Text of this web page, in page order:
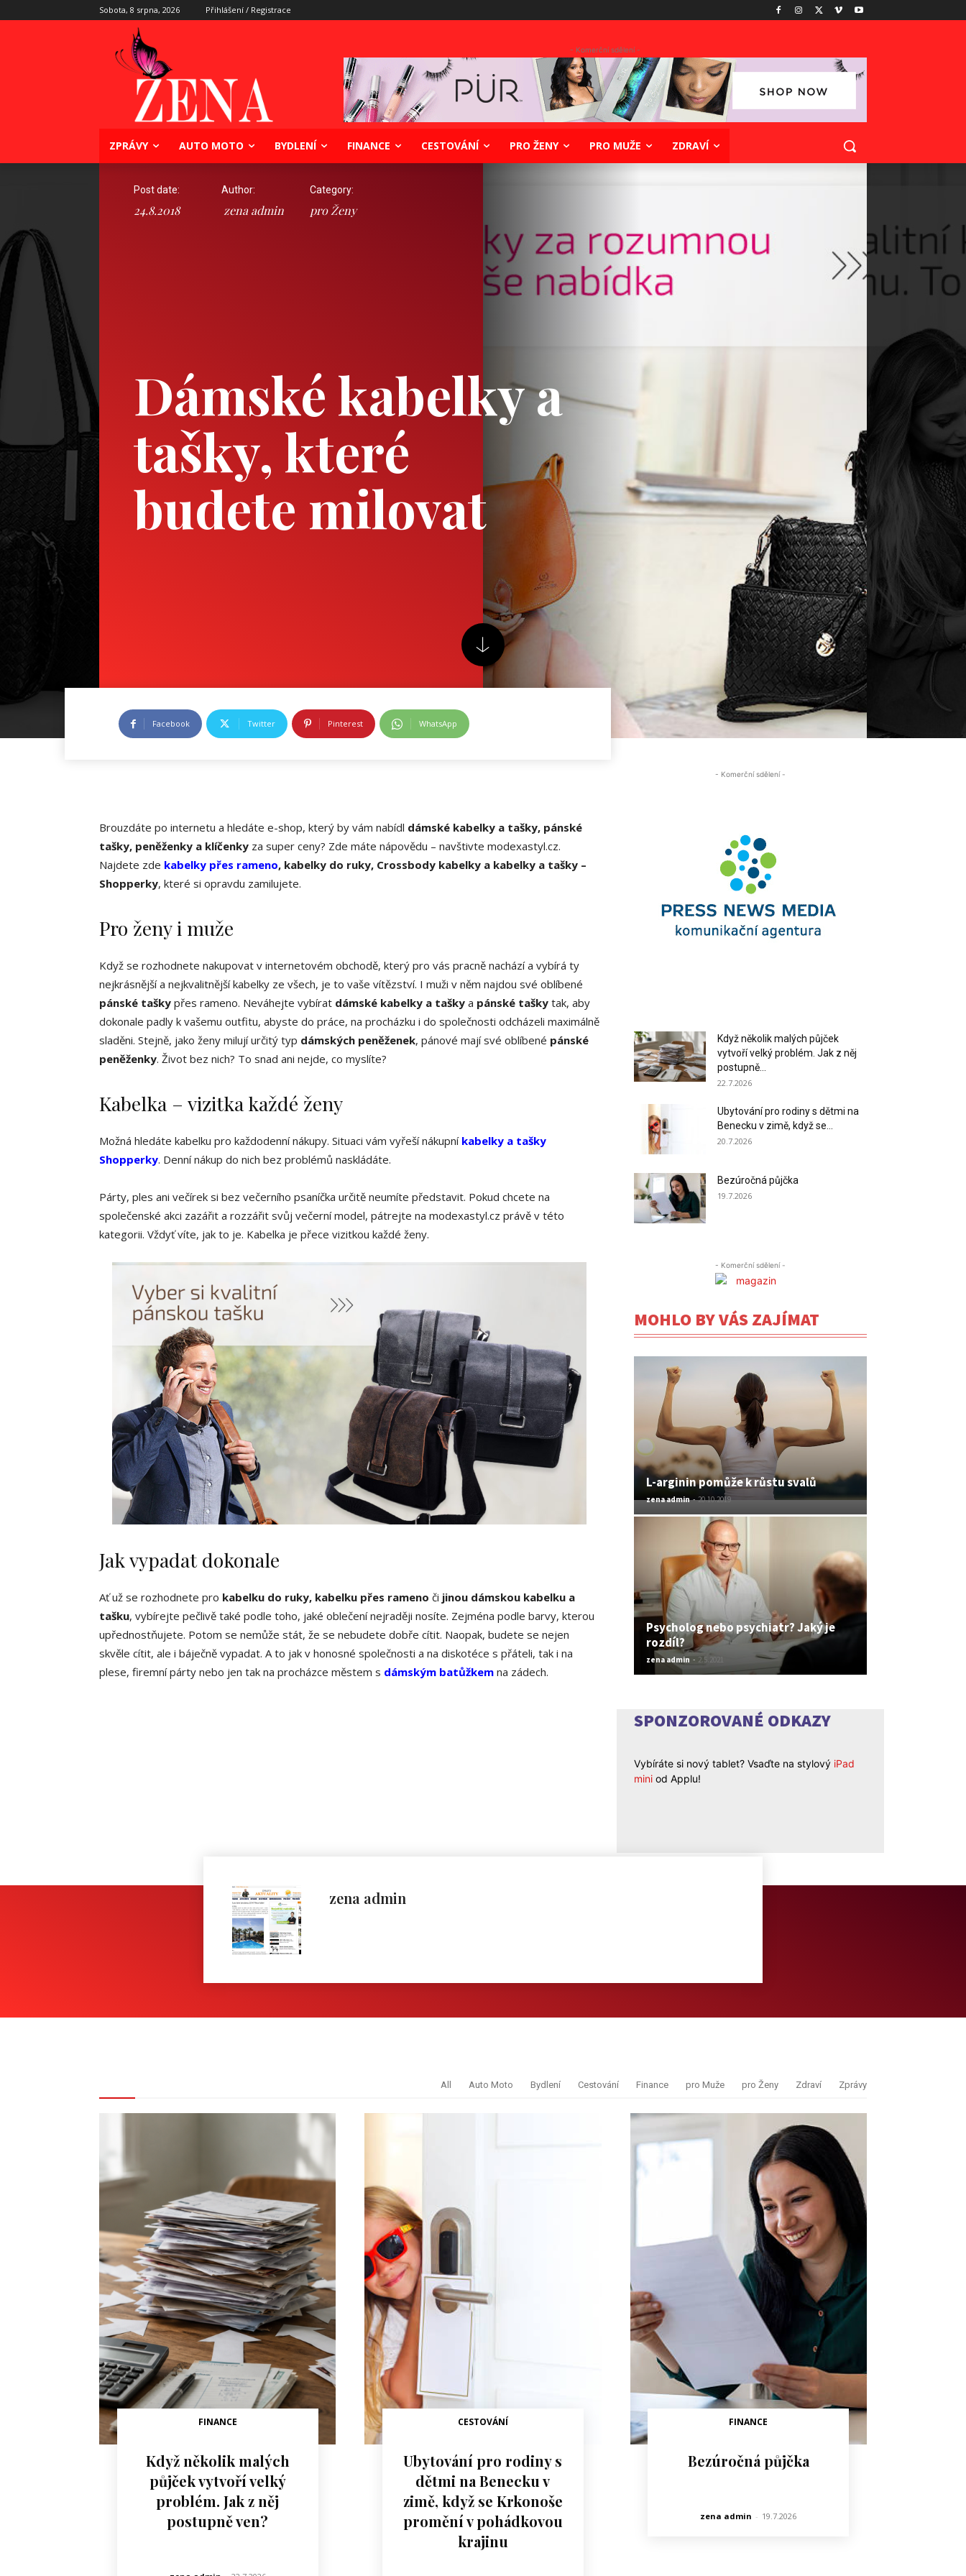
Sobota, 8 srpna, 2026 Přihlášení / Registrace
- Komerční sdělení -
ZPRÁVY AUTO MOTO BYDLENÍ FINANCE CESTOVÁNÍ PRO ŽENY PRO MUŽE ZDRAVÍ
Dámské kabelky a
tašky, které
budete milovat
Post date:
24.8.2018
Author:
zena admin
Category:
pro Ženy
Facebook Twitter Pinterest WhatsApp
Brouzdáte po internetu a hledáte e-shop, který by vám nabídl dámské kabelky a tašky, pánské
tašky, peněženky a klíčenky za super ceny? Zde máte nápovědu – navštivte modexastyl.cz.
Najdete zde kabelky přes rameno, kabelky do ruky, Crossbody kabelky a kabelky a tašky –
Shopperky, které si opravdu zamilujete.
Pro ženy i muže
Když se rozhodnete nakupovat v internetovém obchodě, který pro vás pracně nachází a vybírá ty
nejkrásnější a nejkvalitnější kabelky ze všech, je to vaše vítězství. I muži v něm najdou své oblíbené
pánské tašky přes rameno. Neváhejte vybírat dámské kabelky a tašky a pánské tašky tak, aby
dokonale padly k vašemu outfitu, abyste do práce, na procházku i do společnosti odcházeli maximálně
sladěni. Stejně, jako ženy milují určitý typ dámských peněženek, pánové mají své oblíbené pánské
peněženky. Život bez nich? To snad ani nejde, co myslíte?
Kabelka – vizitka každé ženy
Možná hledáte kabelku pro každodenní nákupy. Situaci vám vyřeší nákupní kabelky a tašky
Shopperky. Denní nákup do nich bez problémů naskládáte.
Párty, ples ani večírek si bez večerního psaníčka určitě neumíte představit. Pokud chcete na
společenské akci zazářit a rozzářit svůj večerní model, pátrejte na modexastyl.cz právě v této
kategorii. Vždyť víte, jak to je. Kabelka je přece vizitkou každé ženy.
Jak vypadat dokonale
Ať už se rozhodnete pro kabelku do ruky, kabelku přes rameno či jinou dámskou kabelku a
tašku, vybírejte pečlivě také podle toho, jaké oblečení nejraději nosíte. Zejména podle barvy, kterou
upřednostňujete. Potom se nemůže stát, že se nebudete dobře cítit. Naopak, budete se nejen
skvěle cítit, ale i báječně vypadat. A to jak v honosné společnosti a na diskotéce s přáteli, tak i na
plese, firemní párty nebo jen tak na procházce městem s dámským batůžkem na zádech.
- Komerční sdělení -
Když několik malých půjček
vytvoří velký problém. Jak z něj
postupně...
22.7.2026
Ubytování pro rodiny s dětmi na
Benecku v zimě, když se...
20.7.2026
Bezúročná půjčka
19.7.2026
- Komerční sdělení -
MOHLO BY VÁS ZAJÍMAT
L-arginin pomůže k růstu svalů
zena admin - 20.10.2019
Psycholog nebo psychiatr? Jaký je
rozdíl?
zena admin - 2.5.2021
SPONZOROVANÉ ODKAZY
Vybíráte si nový tablet? Vsaďte na stylový iPad
mini od Applu!
zena admin
All Auto Moto Bydlení Cestování Finance pro Muže pro Ženy Zdraví Zprávy
FINANCE
Když několik malých
půjček vytvoří velký
problém. Jak z něj
postupně ven?
CESTOVÁNÍ
Ubytování pro rodiny s
dětmi na Benecku v
zimě, když se Krkonoše
promění v pohádkovou
krajinu
FINANCE
Bezúročná půjčka
zena admin - 19.7.2026